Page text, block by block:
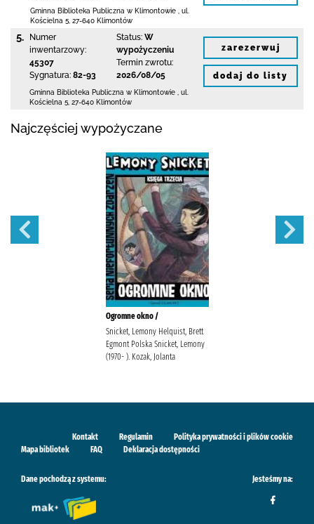
Gminna Biblioteka Publiczna w Klimontowie
ul.
Kościelna 5 27-640 Klimontów
5.
Numer
inwentarzowy:
45307
Sygnatura: 82-93
Status: W
wypożyczeniu
Termin zwrotu:
2026/08/05
Gminna Biblioteka Publiczna w Klimontowie
ul.
Kościelna 5 27-640 Klimontów
zarezerwuj
dodaj do listy
Najczęściej wypożyczane
Ogromne okno /
Snicket, Lemony Helquist, Brett
Egmont Polska Snicket, Lemony
(1970- ). Kozak, Jolanta
Kontakt Regulamin
Polityka prywatności i plików cookie
Mapa bibliotek
FAQ Deklaracja dostępności
Dane pochodzą z systemu: Jesteśmy na: